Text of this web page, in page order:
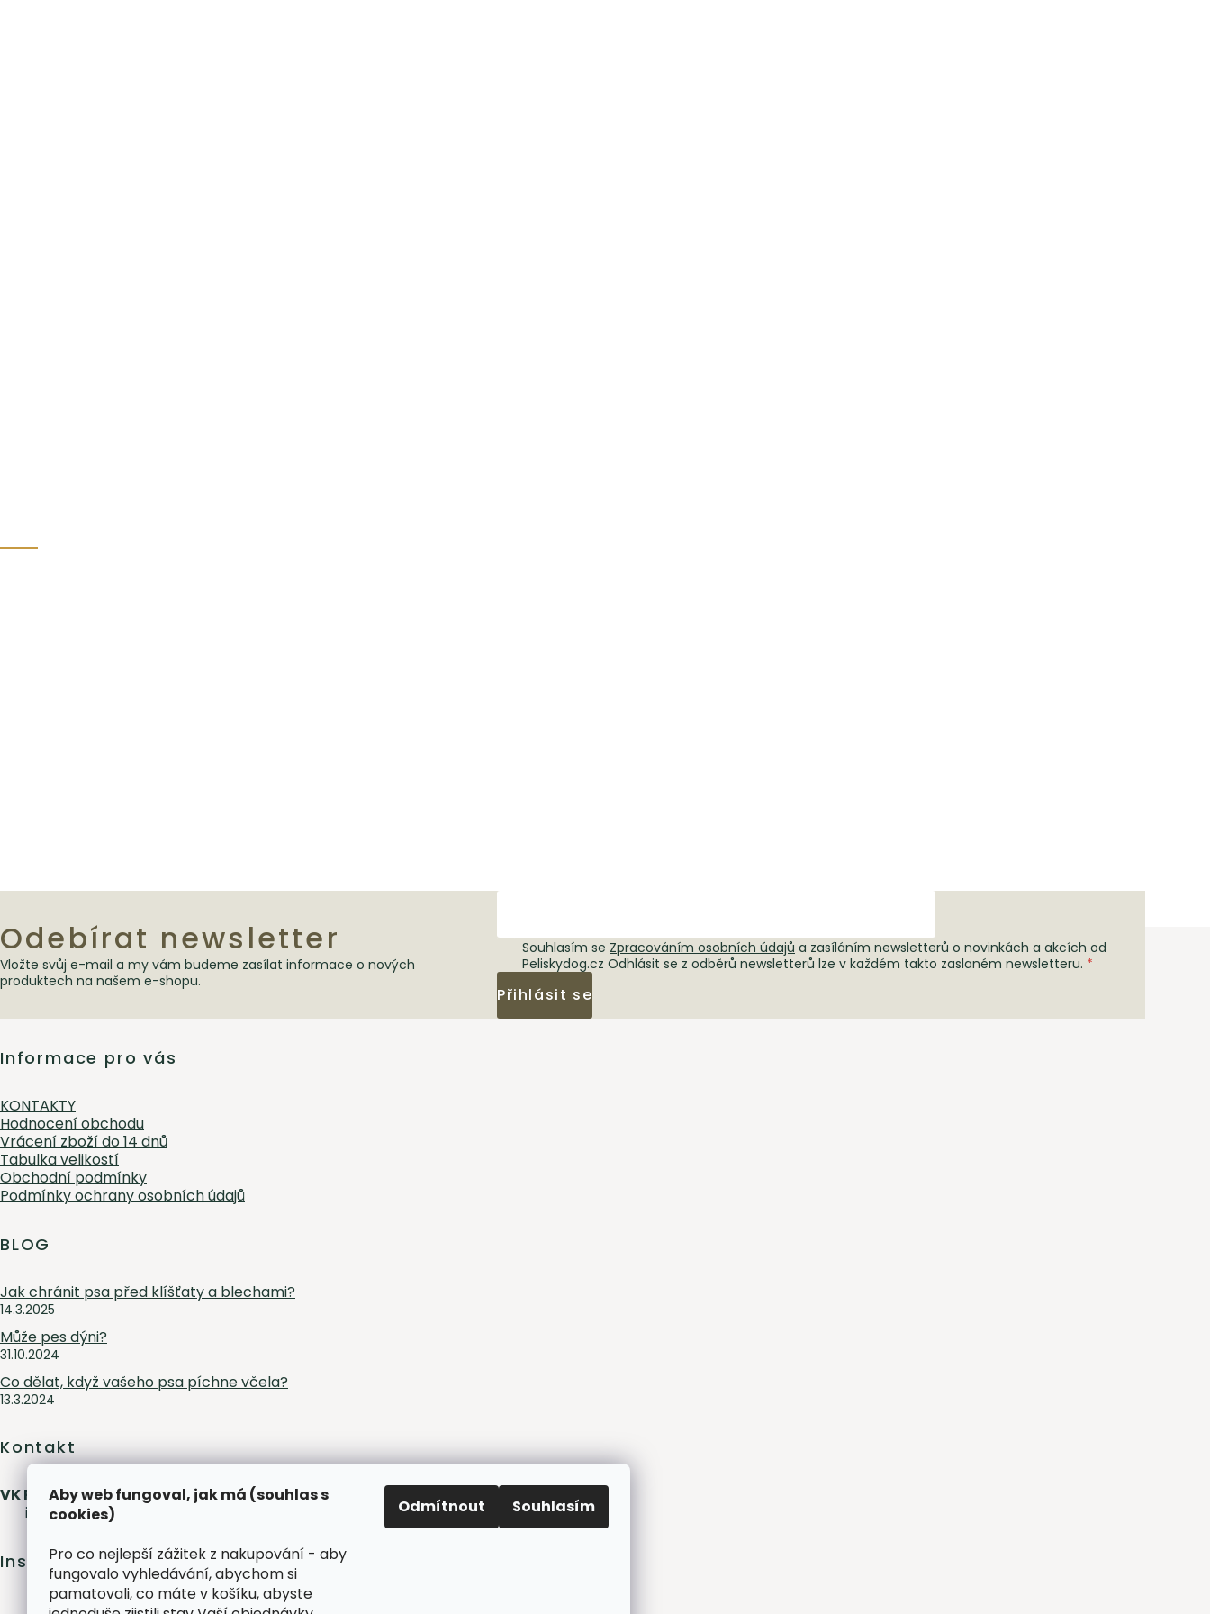
Aby web fungoval, jak má (souhlas s
cookies)
Pro co nejlepší zážitek z nakupování - aby
fungovalo vyhledávání, abychom si
pamatovali, co máte v košíku, abyste
Odmítnout Souhlasím
Zápatí
Informace pro vás
KONTAKTY
Hodnocení obchodu
Vrácení zboží do 14 dnů
Tabulka velikostí
Obchodní podmínky
Podmínky ochrany osobních údajů
BLOG
Jak chránit psa před klíšťaty a blechami?
14.3.2025
Může pes dýni?
31.10.2024
Co dělat, když vašeho psa píchne včela?
13.3.2024
Kontakt
VK Pet s.r.o.
info@peliskydog.cz
Instagram
Odebírat newsletter
Vložte svůj e-mail a my vám budeme zasílat informace o nových
produktech na našem e-shopu.
Souhlasím se Zpracováním osobních údajů a zasíláním newsletterů o novinkách a akcích od
Peliskydog.cz Odhlásit se z odběrů newsletterů lze v každém takto zaslaném newsletteru.
Přihlásit se